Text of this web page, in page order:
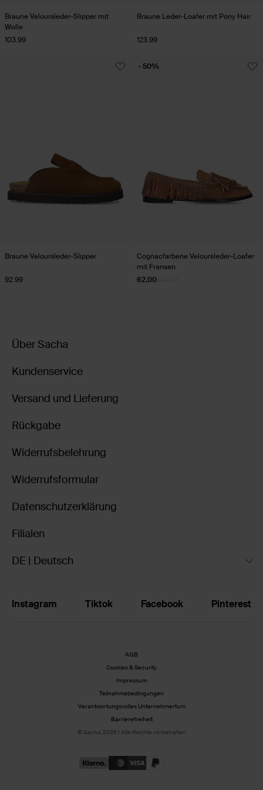
Braune Veloursleder-Slipper mit
Wolle
103.99
Braune Leder-Loafer mit Pony Hair
123.99
Braune Veloursleder-Slipper
92.99
Cognacfarbene Veloursleder-Loafer
mit Fransen
62.00
- 50%
Über Sacha
Kundenservice
Versand und Lieferung
Rückgabe
Widerrufsbelehrung
Widerrufsformular
Datenschutzerklärung
Filialen
DE | Deutsch
Instagram Tiktok Facebook Pinterest
AGB
Cookies & Security
Impressum
Teilnahmebedingungen
Verantwortungsvolles Unternehmertum
Barrierefreiheit
© Sacha 2026 | Alle Rechte vorbehalten